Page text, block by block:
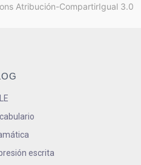
Atribución-CompartirIgual 3.0
escrita